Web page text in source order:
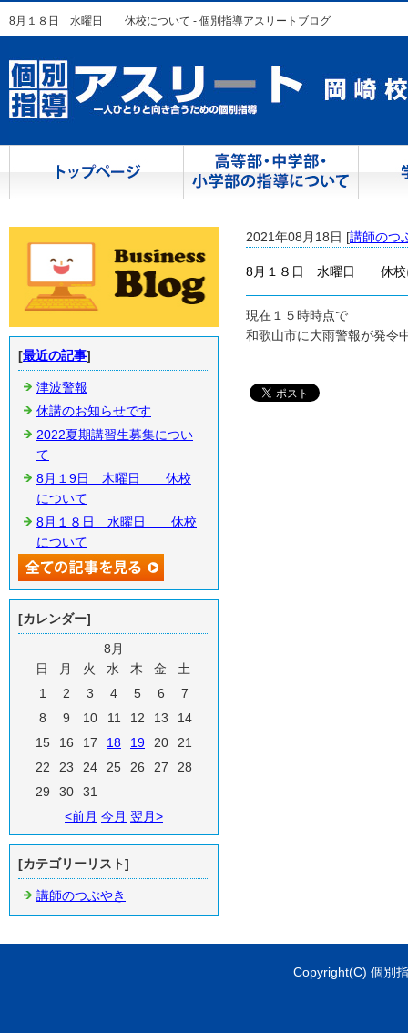
8月１８日 水曜日 休校について - 個別指導アスリートブログ
2021年08月18日 [講師のつ
8月１８日 水曜日 休校
現在１５時時点で
和歌山市に大雨警報が発令
[最近の記事]
津波警報
休講のお知らせです
2022夏期講習生募集につい
て
8月１9日 木曜日 休校
について
8月１８日 水曜日 休校
について
[カレンダー]
8月
日
月 火 水 木 金
土
1
2 3 4 5 6
7
8
9 10 11 12 13
14
15
16 17 18 19 20
21
22
23 24 25 26 27
28
29
30
31
<前月 今月 翌月>
[カテゴリーリスト]
講師のつぶやき
Copyright(C) 個別